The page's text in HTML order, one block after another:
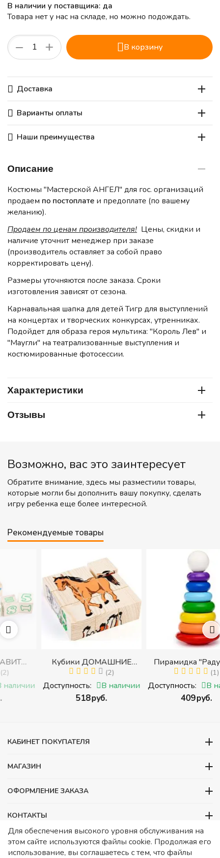
В наличии у поставщика: да
Товара нет у нас на складе, но можно подождать.
+
− В корзину
Доставка
Варианты оплаты
Наши преимущества
Описание
Костюмы "Мастерской АНГЕЛ" для гос. организаций
продаем по постоплате и предоплате (по вашему
желанию).
Продаем по ценам производителя! Цены, скидки и
наличие уточнит менеджер при заказе
(производитель оставляет за собой право
корректировать цену).
Размеры уточняются после заказа. Сроки
изготовления зависят от сезона.
Карнавальная шапка для детей Тигр для выступлений
на концертах и творческих конкурсах, утренниках.
Подойдет для образа героя мультика: "Король Лев" и
"Маугли" на театрализованные выступления и
костюмированные фотосессии.
Характеристики
Отзывы
Возможно, вас это заинтересует
Обратите внимание, здесь мы разместили товары,
которые могли бы дополнить вашу покупку, сделать
игру ребенка еще более интересной.
Рекомендуемые товары
Кубики ДОМАШНИЕ
ЖИВОТНЫЕ (Томик)
(Набор кубиков
разрезных (складных))
(2)
Доступность: В наличии
руб.
Пирамидка "Радуга" (8
деталей) (Пирамидка
среднего размера)
(1)
Доступность: В наличии
руб.
КАБИНЕТ ПОКУПАТЕЛЯ
МАГАЗИН
ОФОРМЛЕНИЕ ЗАКАЗА
КОНТАКТЫ
ООО «Детский сад», ОГРН 1157746480088
ИНН 7728252648 КПП 772601001 Юридический адрес – Москва,
Для обеспечения высокого уровня обслуживания на
этом сайте используются файлы cookie. Продолжая его
использование, вы соглашаетесь с тем, что файлы